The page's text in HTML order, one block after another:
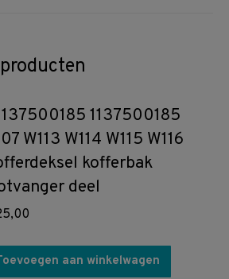
1137500185
W113 W114 W115 W116
kofferbak
deel
aan winkelwagen